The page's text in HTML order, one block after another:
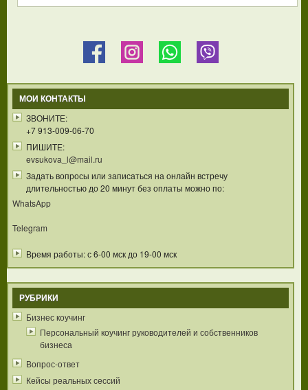
МОИ КОНТАКТЫ
ЗВОНИТЕ:
+7 913-009-06-70
ПИШИТЕ:
evsukova_l@mail.ru
Задать вопросы или записаться на онлайн встречу
длительностью до 20 минут без оплаты можно по:
WhatsApp
Telegram
Время работы: с 6-00 мск до 19-00 мск
РУБРИКИ
Бизнес коучинг
Персональный коучинг руководителей и собственников
бизнеса
Вопрос-ответ
Кейсы реальных сессий